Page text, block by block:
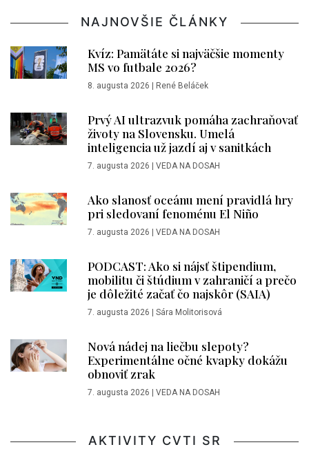
NAJNOVŠIE ČLÁNKY
Kvíz: Pamätáte si najväčšie momenty
MS vo futbale 2026?
8. augusta 2026 René Beláček
Prvý AI ultrazvuk pomáha zachraňovať
životy na Slovensku. Umelá
inteligencia už jazdí aj v sanitkách
7. augusta 2026 VEDA NA DOSAH
Ako slanosť oceánu mení pravidlá hry
pri sledovaní fenoménu El Niño
7. augusta 2026 VEDA NA DOSAH
PODCAST: Ako si nájsť štipendium,
mobilitu či štúdium v zahraničí a prečo
je dôležité začať čo najskôr (SAIA)
7. augusta 2026 Sára Molitorisová
Nová nádej na liečbu slepoty?
Experimentálne očné kvapky dokážu
obnoviť zrak
7. augusta 2026 VEDA NA DOSAH
AKTIVITY CVTI SR